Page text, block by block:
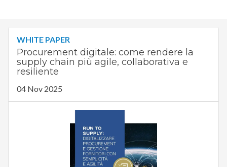
WHITE PAPER
Procurement digitale: come rendere la
supply chain più agile, collaborativa e
resiliente
04 Nov 2025